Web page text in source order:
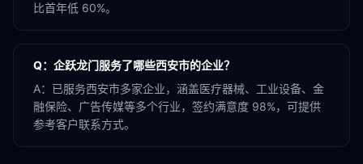
比首年低 60%。
Q： 企跃龙门服务了哪些西安市的企业？
A： 已服务西安市多家企业，涵盖医疗器械、工业设备、金
融保险、广告传媒等多个行业，签约满意度 98%，可提供
参考客户联系方式。